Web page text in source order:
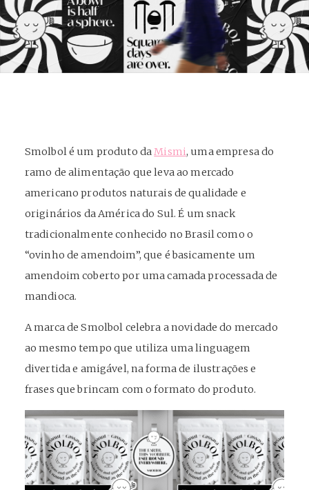
Smolbol é um produto daMismi, uma empresa do
ramo de alimentação que leva ao mercado
americano produtos naturais de qualidade e
originários da América do Sul. É um snack
tradicionalmente conhecido no Brasil como o
“ovinho de amendoim”, que é basicamente um
amendoim coberto por uma camada processada de
mandioca.
A marca de Smolbol celebra a novidade do mercado
ao mesmo tempo que utiliza uma linguagem
divertida e amigável, na forma de ilustrações e
frases que brincam com o formato do produto.